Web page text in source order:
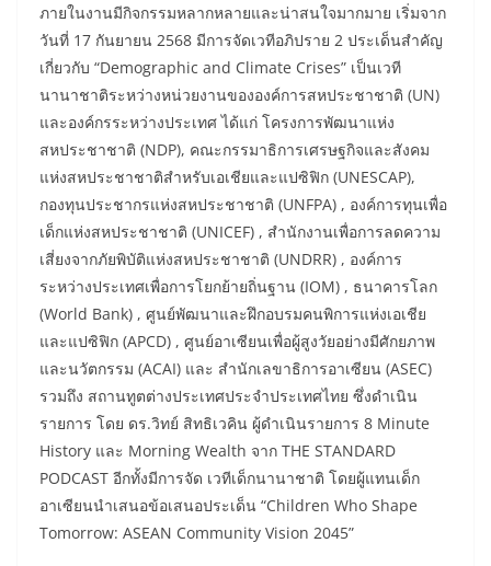
​ภายในงานมีกิจกรรมหลากหลายและน่าสนใจมากมาย เริ่มจาก
วันที่ 17 กันยายน 2568 มีการจัดเวทีอภิปราย 2 ประเด็นสำคัญ
เกี่ยวกับ “Demographic and Climate Crises” เป็นเวที
นานาชาติระหว่างหน่วยงานขององค์การสหประชาชาติ (UN)
และองค์กรระหว่างประเทศ ได้แก่ โครงการพัฒนาแห่ง
สหประชาชาติ (NDP), คณะกรรมาธิการเศรษฐกิจและสังคม
แห่งสหประชาชาติสำหรับเอเชียและแปซิฟิก (UNESCAP),
กองทุนประชากรแห่งสหประชาชาติ (UNFPA) , องค์การทุนเพื่อ
เด็กแห่งสหประชาชาติ (UNICEF) , สำนักงานเพื่อการลดความ
เสี่ยงจากภัยพิบัติแห่งสหประชาชาติ (UNDRR) , องค์การ
ระหว่างประเทศเพื่อการโยกย้ายถิ่นฐาน (IOM) , ธนาคารโลก
(World Bank) , ศูนย์พัฒนาและฝึกอบรมคนพิการแห่งเอเชีย
และแปซิฟิก (APCD) , ศูนย์อาเซียนเพื่อผู้สูงวัยอย่างมีศักยภาพ
และนวัตกรรม (ACAI) และ สำนักเลขาธิการอาเซียน (ASEC)
รวมถึง สถานทูตต่างประเทศประจำประเทศไทย ซึ่งดำเนิน
รายการ โดย ดร.วิทย์ สิทธิเวคิน ผู้ดำเนินรายการ 8 Minute
History และ Morning Wealth จาก THE STANDARD
PODCAST อีกทั้งมีการจัด เวทีเด็กนานาชาติ โดยผู้แทนเด็ก
อาเซียนนำเสนอข้อเสนอประเด็น “Children Who Shape
Tomorrow: ASEAN Community Vision 2045”